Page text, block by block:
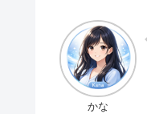
かな